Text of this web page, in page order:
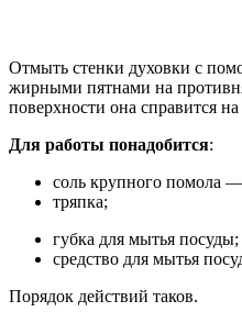
Отмыть стенки духовки с
жирными пятнами на
поверхности она справится
Для работы понадобится:
соль крупного помола
тряпка;
губка для мытья посуды;
средство для мытья
Порядок действий таков.